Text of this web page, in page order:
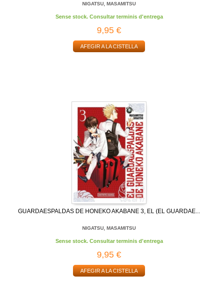
NIGATSU, MASAMITSU
Sense stock. Consultar terminis d'entrega
9,95 €
AFEGIR A LA CISTELLA
GUARDAESPALDAS DE HONEKO AKABANE 3, EL (EL GUARDAE...
NIGATSU, MASAMITSU
Sense stock. Consultar terminis d'entrega
9,95 €
AFEGIR A LA CISTELLA